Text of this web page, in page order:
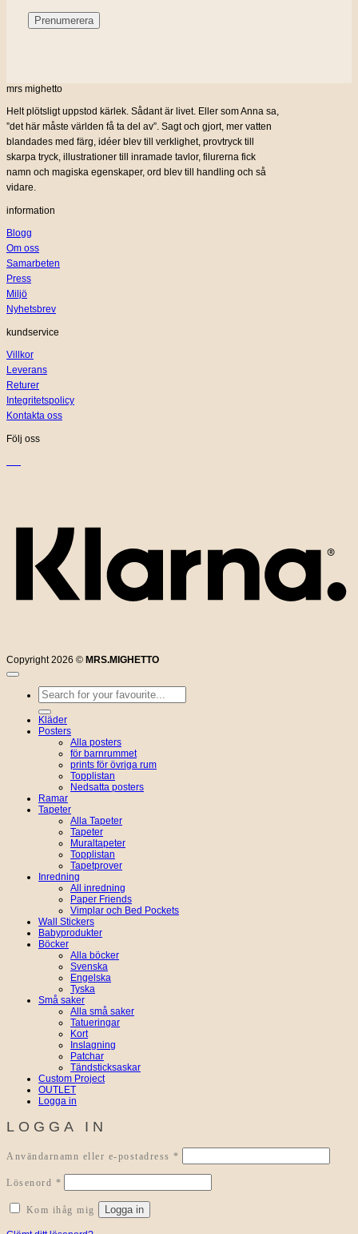
mrs mighetto
Helt plötsligt uppstod kärlek. Sådant är livet. Eller som Anna sa,
”det här måste världen få ta del av”. Sagt och gjort, mer vatten
blandades med färg, idéer blev till verklighet, provtryck till
skarpa tryck, illustrationer till inramade tavlor, filurerna fick
namn och magiska egenskaper, ord blev till handling och så
vidare.
information
Blogg
Om oss
Samarbeten
Press
Miljö
Nyhetsbrev
kundservice
Villkor
Leverans
Returer
Integritetspolicy
Kontakta oss
Följ oss
Copyright 2026 © MRS.MIGHETTO
Sök
efter:
Kläder
Posters
Alla posters
för barnrummet
prints för övriga rum
Topplistan
Nedsatta posters
Ramar
Tapeter
Alla Tapeter
Tapeter
Muraltapeter
Topplistan
Tapetprover
Inredning
All inredning
Paper Friends
Vimplar och Bed Pockets
Wall Stickers
Babyprodukter
Böcker
Alla böcker
Svenska
Engelska
Tyska
Små saker
Alla små saker
Tatueringar
Kort
Inslagning
Patchar
Tändsticksaskar
Custom Project
OUTLET
Logga in
LOGGA IN
Användarnamn eller e-postadress *
Lösenord *
Kom ihåg mig Logga in